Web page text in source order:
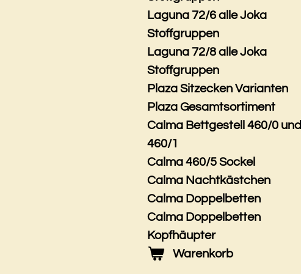
Laguna 72/6 alle Joka
Stoffgruppen
Laguna 72/8 alle Joka
Stoffgruppen
Plaza Sitzecken Varianten
Plaza Gesamtsortiment
Calma Bettgestell 460/0 und
460/1
Calma 460/5 Sockel
Calma Nachtkästchen
Calma Doppelbetten
Calma Doppelbetten
Kopfhäupter
Warenkorb